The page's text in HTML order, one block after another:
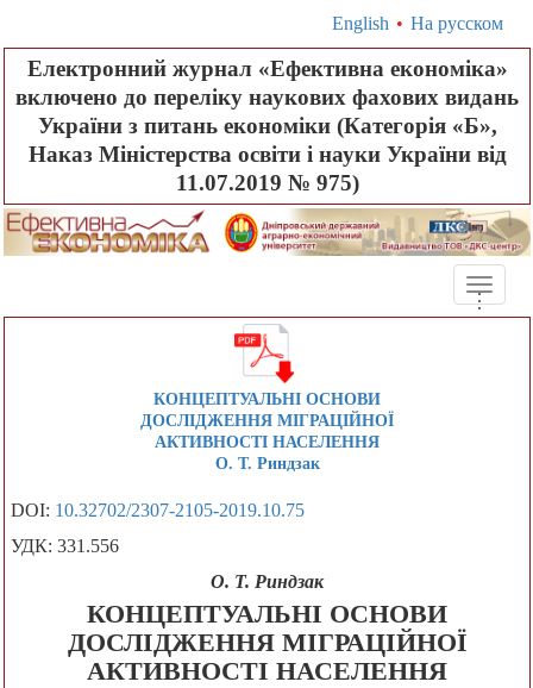
English • На русском
Електронний журнал «Ефективна економіка»
включено до переліку наукових фахових видань
України з питань економіки (Категорія «Б»,
Наказ Міністерства освіти і науки України від
11.07.2019 № 975)
Toggle
...
КОНЦЕПТУАЛЬНІ ОСНОВИ
ДОСЛІДЖЕННЯ МІГРАЦІЙНОЇ
АКТИВНОСТІ НАСЕЛЕННЯ
О. Т. Риндзак
DOI: 10.32702/2307-2105-2019.10.75
УДК: 331.556
О. Т. Риндзак
КОНЦЕПТУАЛЬНІ ОСНОВИ
ДОСЛІДЖЕННЯ МІГРАЦІЙНОЇ
АКТИВНОСТІ НАСЕЛЕННЯ